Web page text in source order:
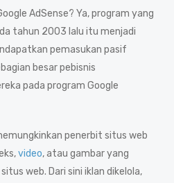
AdSense? Ya, program yang
tahun 2003 lalu itu menjadi
pemasukan pasif
besar pebisnis
pada program Google
penerbit situs web
video, atau gambar yang
web. Dari sini iklan dikelola,